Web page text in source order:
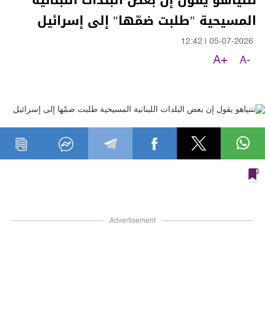
المسيحية "طلبت ضمّها" إلى إسرائيل
05-07-2026
12:42
A-
A+
Advertisement